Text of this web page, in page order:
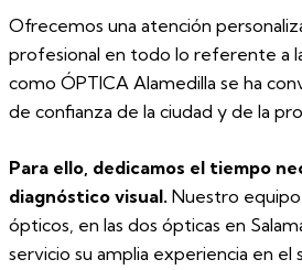
Ofrecemos una atención
profesional en todo lo referente a la
como ÓPTICA Alamedilla se ha
de confianza de la ciudad y de la
Para ello, dedicamos el tiempo
diagnóstico visual. Nuestro
ópticos, en las dos ópticas en
servicio su amplia experiencia en el